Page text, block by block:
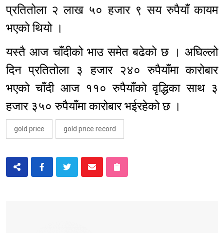
प्रतितोला २ लाख ५० हजार ९ सय रुपैयाँ कायम
भएको थियो ।
यस्तै आज चाँदीको भाउ समेत बढेको छ । अघिल्लो
दिन प्रतितोला ३ हजार २४० रुपैयाँमा कारोबार
भएको चाँदी आज ११० रुपैयाँको वृद्धिका साथ ३
हजार ३५० रुपैयाँमा कारोबार भईरहेको छ ।
gold price gold price record